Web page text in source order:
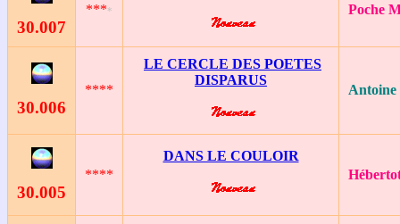
30.007
****
Poche
30.006
****
LE CERCLE DES POETES
DISPARUS
Antoine
30.005
****
DANS LE COULOIR